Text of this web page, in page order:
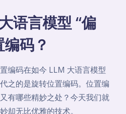
语言模型 “偏
码？
编码在如今 LLM 大语言模型
之的是旋转位置编码。位置编
有哪些精妙之处？今天我们就
却无比优雅的技术。